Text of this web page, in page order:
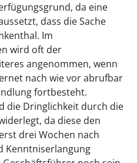
da eine
dass die Sache
Im
wird oft der
angenommen, wenn
nach wie vor abrufbar
fortbesteht.
die Dringlichkeit durch die
da diese den
drei Wochen nach
Kenntniserlangung